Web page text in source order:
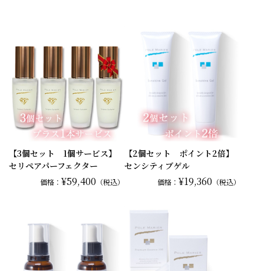
【3個セット 1個サービス】
セリペアパーフェクター
価格： ¥59,400 （税込）
【2個セット ポイント2倍】
センシティブゲル
価格： ¥19,360 （税込）